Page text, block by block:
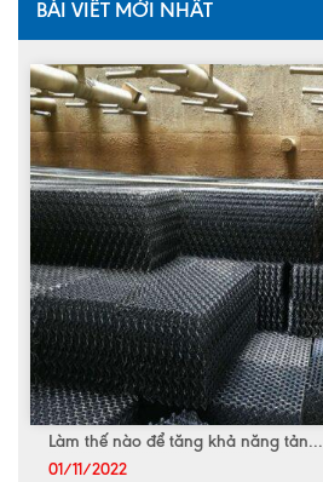
BÀI VIẾT MỚI NHẤT
Làm thế nào để tăng khả năng tản...
01/11/2022